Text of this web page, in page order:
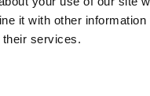
it with other information
their services.